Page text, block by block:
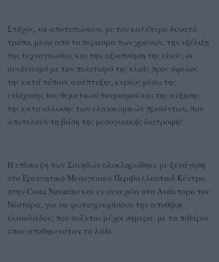
Στόχος, να αποτυπώσουν, με τον καλύτερο δυνατό
τρόπο, μέσα από το πέρασμα των χρόνων, την εξέλιξη
της τεχνογνωσίας και την αξιοποίηση της ελιάς, σε
συνδυασμό με τον πολιτισμό της ελιάς προς όφελος
της κατά τόπους ανάπτυξης, κυρίως μέσω της
ενίσχυσης του θεματικού τουρισμού και της αύξησης
της κατανάλωσης των ελαιοκομικών προϊόντων, που
αποτελούν τη βάση της μεσογειακής διατροφής.
Η επίσκεψη των Σουηδών ολοκληρώθηκε με ξενάγηση
στο Ερευνητικό Μεσογειακό Περιβαλλοντικό Κέντρο
στην Costa Navarino και εν συνεχεία στο Ανάκτορο του
Νέστορα, για να φωτογραφήσουν την αποθήκη
ελαιολάδου, που σώζεται μέχρι σήμερα, με τα πιθάρια
όπου αποθηκευόταν το λάδι.